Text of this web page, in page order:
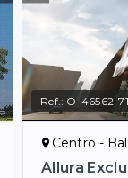
Ref.: O-46562-
Centro -
Allura